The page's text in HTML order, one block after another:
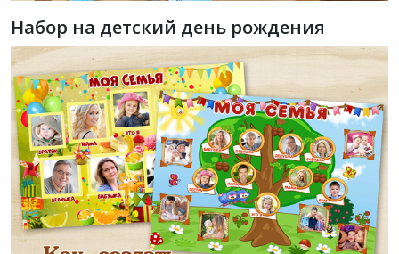
Набор на детский день рождения